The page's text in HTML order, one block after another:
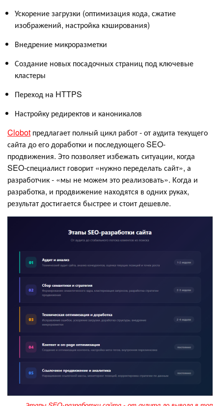
Ускорение загрузки (оптимизация кода, сжатие
изображений, настройка кэширования)
Внедрение микроразметки
Создание новых посадочных страниц под ключевые
кластеры
Переход на HTTPS
Настройку редиректов и каноникалов
Clobot предлагает полный цикл работ - от аудита текущего
сайта до его доработки и последующего SEO-
продвижения. Это позволяет избежать ситуации, когда
SEO-специалист говорит «нужно переделать сайт», а
разработчик - «мы не можем это реализовать». Когда и
разработка, и продвижение находятся в одних руках,
результат достигается быстрее и стоит дешевле.